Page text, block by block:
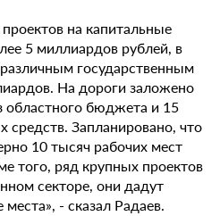
на капитальные
5 миллиардов рублей, в
государственным
На дороги заложено
областного бюджета и 15
Запланировано, что
10 тысяч рабочих мест
того, ряд крупных проектов
секторе, они дадут
- сказал Радаев.